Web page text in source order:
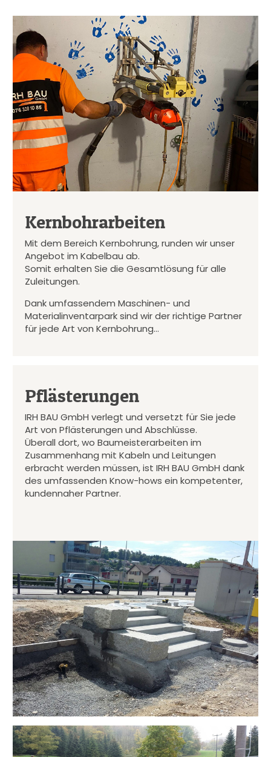
Kernbohrarbeiten
Mit dem Bereich Kernbohrung, runden wir unser
Angebot im Kabelbau ab.
Somit erhalten Sie die Gesamtlösung für alle
Zuleitungen.
Dank umfassendem Maschinen- und
Materialinventarpark sind wir der richtige Partner
für jede Art von Kernbohrung…
Pflästerungen
IRH BAU GmbH verlegt und versetzt für Sie jede
Art von Pflästerungen und Abschlüsse.
Überall dort, wo Baumeisterarbeiten im
Zusammenhang mit Kabeln und Leitungen
erbracht werden müssen, ist IRH BAU GmbH dank
des umfassenden Know-hows ein kompetenter,
kundennaher Partner.